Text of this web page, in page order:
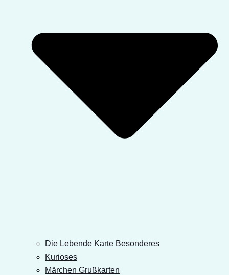
Die Lebende Karte Besonderes
Kurioses
Märchen Grußkarten